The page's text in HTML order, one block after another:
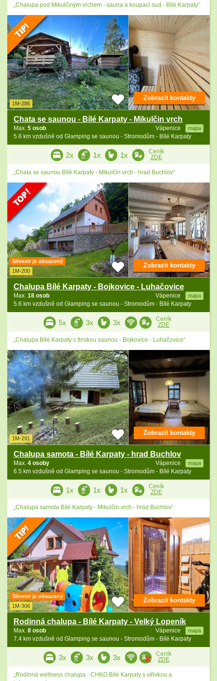
„Chalupa pod Mikulčiným vrchem - sauna a koupací sud - Bílé Karpaty“
1M-286
Chata se saunou - Bílé Karpaty - Mikulčin vrch
Vápenice mapa
Max. 5 osob
5.6 km vzdušně od Glamping se saunou - Stromodům - Bílé Karpaty
Zobrazit kontakty
2x 1x 1x
Ceník
ZDE
„Chata se saunou Bílé Karpaty - Mikulčin vrch - hrad Buchlov“
Silvestr je obsazený
1M-200
Chalupa Bílé Karpaty - Bojkovice - Luhačovice
Vápenice mapa
Max. 18 osob
5.6 km vzdušně od Glamping se saunou - Stromodům - Bílé Karpaty
Zobrazit kontakty
5x 3x 3x
Ceník
ZDE
„Chalupa Bílé Karpaty s finskou saunou - Bojkovice - Luhačovice“
1M-291
Chalupa samota - Bílé Karpaty - hrad Buchlov
Vápenice mapa
Max. 4 osoby
6.5 km vzdušně od Glamping se saunou - Stromodům - Bílé Karpaty
Zobrazit kontakty
1x 1x 1x
Ceník
ZDE
„Chalupa samota Bílé Karpaty - Mikulčin vrch - hrad Buchlov“
Silvestr je obsazený
1M-306
Rodinná chalupa - Bílé Karpaty - Velký Lopeník
Vápenice mapa
Max. 8 osob
7.4 km vzdušně od Glamping se saunou - Stromodům - Bílé Karpaty
Zobrazit kontakty
3x 3x 3x
Ceník
ZDE
„Rodinná wellness chalupa - CHKO Bílé Karpaty s vířivkou a